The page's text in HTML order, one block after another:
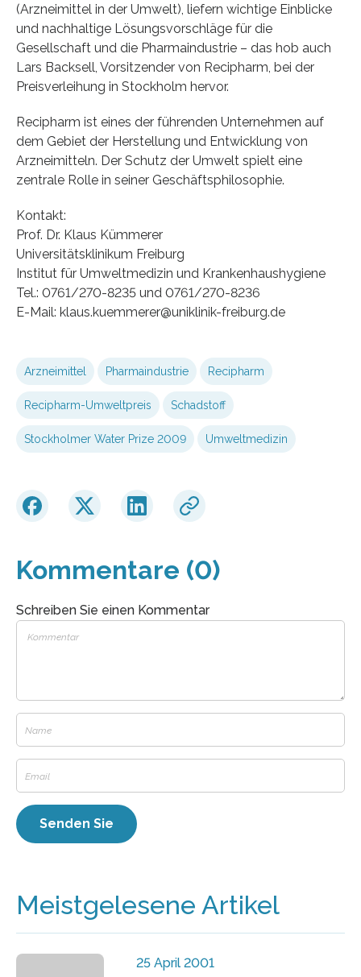
(Arzneimittel in der Umwelt), liefern wichtige Einblicke
und nachhaltige Lösungsvorschläge für die
Gesellschaft und die Pharmaindustrie – das hob auch
Lars Backsell, Vorsitzender von Recipharm, bei der
Preisverleihung in Stockholm hervor.
Recipharm ist eines der führenden Unternehmen auf
dem Gebiet der Herstellung und Entwicklung von
Arzneimitteln. Der Schutz der Umwelt spielt eine
zentrale Rolle in seiner Geschäftsphilosophie.
Kontakt:
Prof. Dr. Klaus Kümmerer
Universitätsklinikum Freiburg
Institut für Umweltmedizin und Krankenhaushygiene
Tel.: 0761/270-8235 und 0761/270-8236
E-Mail: klaus.kuemmerer@uniklinik-freiburg.de
Arzneimittel Pharmaindustrie Recipharm
Recipharm-Umweltpreis Schadstoff
Stockholmer Water Prize 2009 Umweltmedizin
Kommentare (0)
Schreiben Sie einen Kommentar
Meistgelesene Artikel
25 April 2001